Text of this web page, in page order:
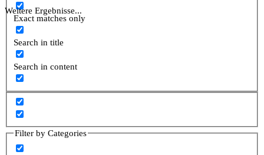
Weitere Ergebnisse...
Exact matches only
Search in title
Search in content
Filter by Categories